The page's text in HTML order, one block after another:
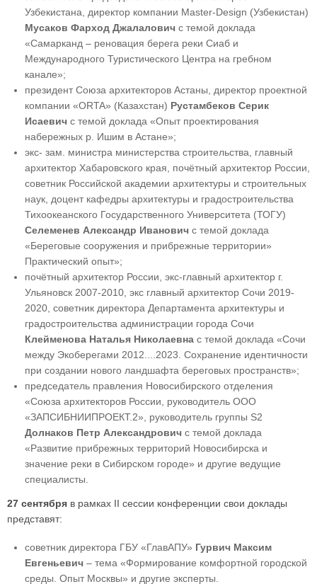
Узбекистана, директор компании Master-Design (Узбекистан)
Мусаков Фарход Джалалович с темой доклада
«Самарканд – реновация берега реки Сиаб и
Международного Туристического Центра на гребном
канале»;
президент Союза архитекторов Астаны, директор проектной
компании «ORTA» (Казахстан) Рустамбеков Серик
Исаевич с темой доклада «Опыт проектирования
набережных р. Ишим в Астане»;
экс- зам. министра министерства строительства, главный
архитектор Хабаровского края, почётный архитектор России,
советник Российской академии архитектуры и строительных
наук, доцент кафедры архитектуры и градостроительства
Тихоокеанского Государственного Университета (ТОГУ)
Селеменев Александр Иванович с темой доклада
«Береговые сооружения и прибрежные территории»
Практический опыт»;
почётный архитектор России, экс-главный архитектор г.
Ульяновск 2007-2010, экс главный архитектор Сочи 2019-
2020, советник директора Департамента архитектуры и
градостроительства администрации города Сочи
Клейменова Наталья Николаевна с темой доклада «Сочи
между Экоберегами 2012....2023. Сохранение идентичности
при создании нового ландшафта береговых пространств»;
председатель правления Новосибирского отделения
«Союза архитекторов России, руководитель ООО
«ЗАПСИБНИИПРОЕКТ.2», руководитель группы S2
Долнаков Петр Александрович с темой доклада
«Развитие прибрежных территорий Новосибирска и
значение реки в Сибирском городе» и другие ведущие
специалисты.
27 сентября в рамках II сессии конференции свои доклады
представят:
советник директора ГБУ «ГлавАПУ» Гурвич Максим
Евгеньевич – тема «Формирование комфортной городской
среды. Опыт Москвы» и другие эксперты.